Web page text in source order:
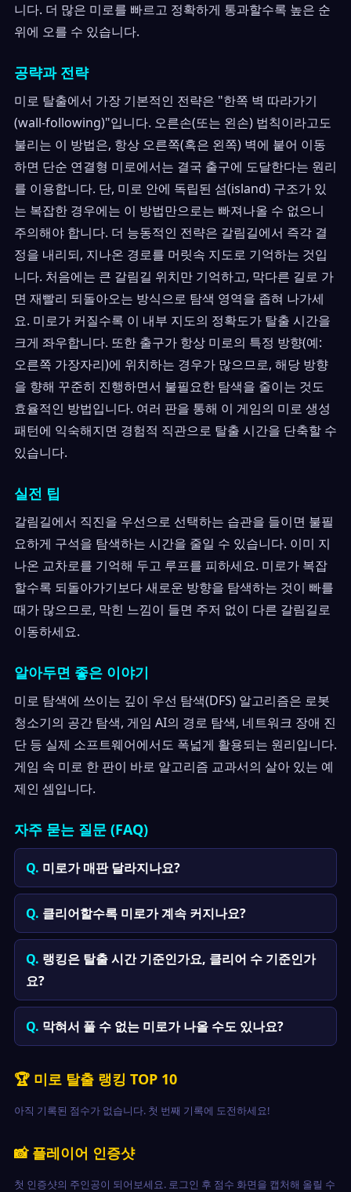
니다. 더 많은 미로를 빠르고 정확하게 통과할수록 높은 순
위에 오를 수 있습니다.
공략과 전략
미로 탈출에서 가장 기본적인 전략은 "한쪽 벽 따라가기
(wall-following)"입니다. 오른손(또는 왼손) 법칙이라고도
불리는 이 방법은, 항상 오른쪽(혹은 왼쪽) 벽에 붙어 이동
하면 단순 연결형 미로에서는 결국 출구에 도달한다는 원리
를 이용합니다. 단, 미로 안에 독립된 섬(island) 구조가 있
는 복잡한 경우에는 이 방법만으로는 빠져나올 수 없으니
주의해야 합니다. 더 능동적인 전략은 갈림길에서 즉각 결
정을 내리되, 지나온 경로를 머릿속 지도로 기억하는 것입
니다. 처음에는 큰 갈림길 위치만 기억하고, 막다른 길로 가
면 재빨리 되돌아오는 방식으로 탐색 영역을 좁혀 나가세
요. 미로가 커질수록 이 내부 지도의 정확도가 탈출 시간을
크게 좌우합니다. 또한 출구가 항상 미로의 특정 방향(예:
오른쪽 가장자리)에 위치하는 경우가 많으므로, 해당 방향
을 향해 꾸준히 진행하면서 불필요한 탐색을 줄이는 것도
효율적인 방법입니다. 여러 판을 통해 이 게임의 미로 생성
패턴에 익숙해지면 경험적 직관으로 탈출 시간을 단축할 수
있습니다.
실전 팁
갈림길에서 직진을 우선으로 선택하는 습관을 들이면 불필
요하게 구석을 탐색하는 시간을 줄일 수 있습니다. 이미 지
나온 교차로를 기억해 두고 루프를 피하세요. 미로가 복잡
할수록 되돌아가기보다 새로운 방향을 탐색하는 것이 빠를
때가 많으므로, 막힌 느낌이 들면 주저 없이 다른 갈림길로
이동하세요.
알아두면 좋은 이야기
미로 탐색에 쓰이는 깊이 우선 탐색(DFS) 알고리즘은 로봇
청소기의 공간 탐색, 게임 AI의 경로 탐색, 네트워크 장애 진
단 등 실제 소프트웨어에서도 폭넓게 활용되는 원리입니다.
게임 속 미로 한 판이 바로 알고리즘 교과서의 살아 있는 예
제인 셈입니다.
자주 묻는 질문 (FAQ)
미로가 매판 달라지나요?
클리어할수록 미로가 계속 커지나요?
랭킹은 탈출 시간 기준인가요, 클리어 수 기준인가
요?
막혀서 풀 수 없는 미로가 나올 수도 있나요?
🏆 미로 탈출 랭킹 TOP 10
아직 기록된 점수가 없습니다. 첫 번째 기록에 도전하세요!
📸 플레이어 인증샷
첫 인증샷의 주인공이 되어보세요. 로그인 후 점수 화면을 캡처해 올릴 수